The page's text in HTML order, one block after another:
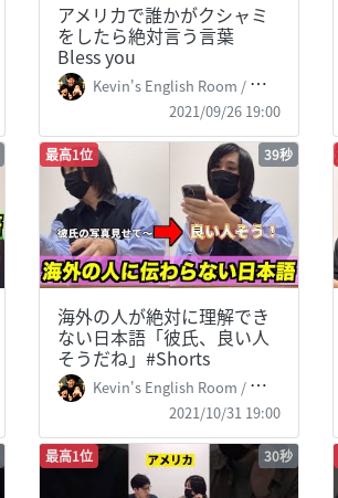
アメリカで誰かがクシャミ
をしたら絶対言う言葉
Bless you
Kevin's English Room / 掛山ケビ志郎
2021/09/26 19:00
最高1位 39秒
海外の人が絶対に理解でき
ない日本語「彼氏、良い人
そうだね」#Shorts
Kevin's English Room / 掛山ケビ志郎
2021/10/31 19:00
最高1位 30秒